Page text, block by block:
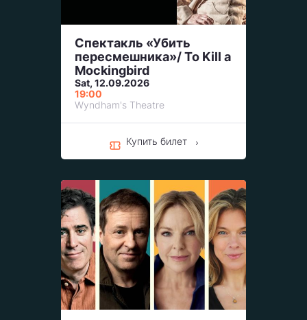
Спектакль «Убить
пересмешника»/ To Kill a
Mockingbird
Sat, 12.09.2026
19:00
Wyndham's Theatre
Купить билет